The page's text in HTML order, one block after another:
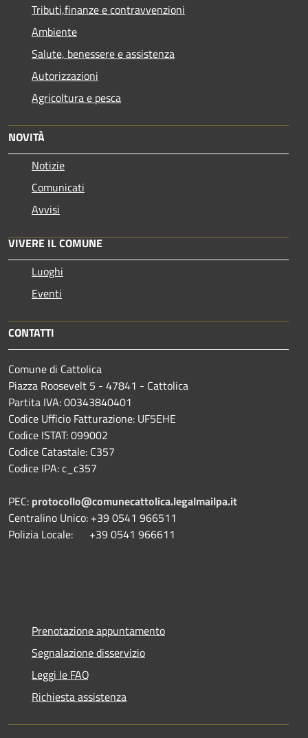
Tributi,finanze e contravvenzioni
Ambiente
Salute, benessere e assistenza
Autorizzazioni
Agricoltura e pesca
NOVITÀ
Notizie
Comunicati
Avvisi
VIVERE IL COMUNE
Luoghi
Eventi
CONTATTI
Comune di Cattolica
Piazza Roosevelt 5 - 47841 - Cattolica
Partita IVA: 00343840401
Codice Ufficio Fatturazione: UF5EHE
Codice ISTAT: 099002
Codice Catastale: C357
Codice IPA: c_c357
PEC: protocollo@comunecattolica.legalmailpa.it
Centralino Unico: +39 0541 966511
Polizia Locale: +39 0541 966611
Prenotazione appuntamento
Segnalazione disservizio
Leggi le FAQ
Richiesta assistenza